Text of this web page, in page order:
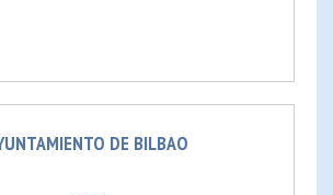
DE BILBAO